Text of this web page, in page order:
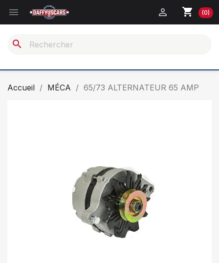
 shopping_cart (0)

search
Accueil MÉCA 65/73 ALTERNATEUR 65 AMP